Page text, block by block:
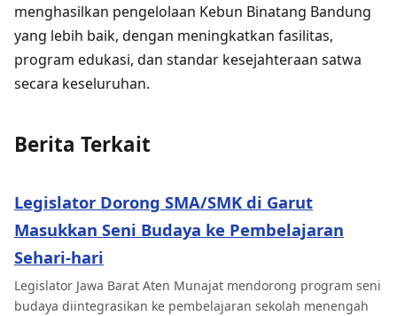
menghasilkan pengelolaan Kebun Binatang Bandung
yang lebih baik, dengan meningkatkan fasilitas,
program edukasi, dan standar kesejahteraan satwa
secara keseluruhan.
Berita Terkait
Legislator Dorong SMA/SMK di Garut
Masukkan Seni Budaya ke Pembelajaran
Sehari-hari
Legislator Jawa Barat Aten Munajat mendorong program seni
budaya diintegrasikan ke pembelajaran sekolah menengah